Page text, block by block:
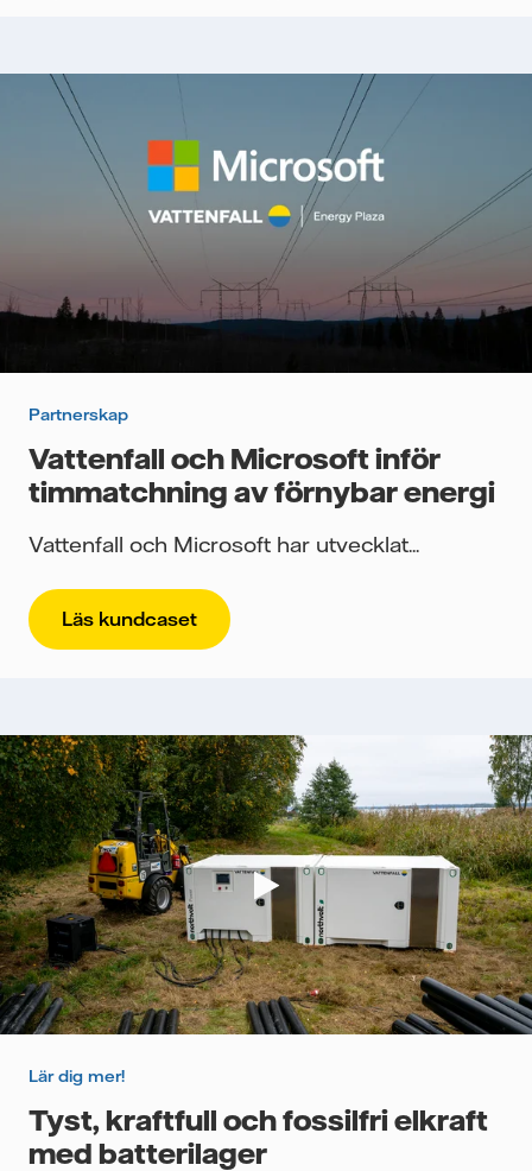
Partnerskap
Vattenfall och Microsoft inför
timmatchning av förnybar energi
Vattenfall och Microsoft har utvecklat...
Läs kundcaset
Lär dig mer!
Tyst, kraftfull och fossilfri elkraft
med batterilager